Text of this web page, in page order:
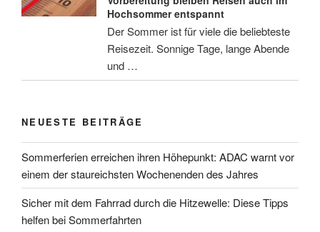
Hochsommer entspannt
Der Sommer ist für viele die beliebteste
Reisezeit. Sonnige Tage, lange Abende
und …
NEUESTE BEITRÄGE
Sommerferien erreichen ihren Höhepunkt: ADAC warnt vor
einem der staureichsten Wochenenden des Jahres
Sicher mit dem Fahrrad durch die Hitzewelle: Diese Tipps
helfen bei Sommerfahrten